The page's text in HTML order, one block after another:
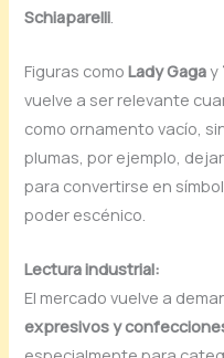
Schiaparelli
Figuras comoLady Gagay
vuelve a ser relevante
como ornamento vacío,
plumas, por ejemplo,
para convertirse en
poder escénico.
Lectura industrial:
El mercado vuelve a
expresivos y